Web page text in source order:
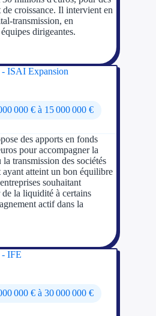
croissance. Il intervient en
transmission, en
dirigeantes.
- ISAI Expansion
000 € à 15 000 000 €
des apports en fonds
pour accompagner la
transmission des sociétés
ayant atteint un bon équilibre
souhaitant
la liquidité à certains
actif dans la
- IFE
000 € à 30 000 000 €